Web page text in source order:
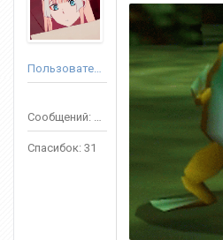
Пользователь
Сообщений: 232
Спасибок: 31